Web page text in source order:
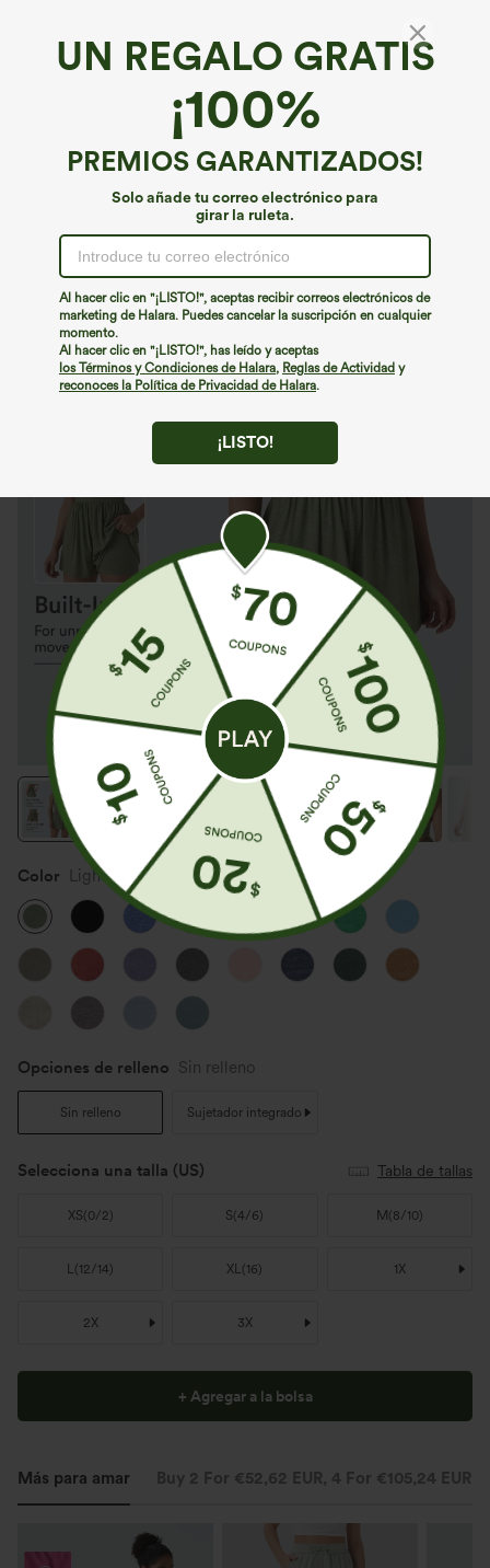
UN REGALO GRATIS
¡100%
PREMIOS GARANTIZADOS!
Solo añade tu correo electrónico para
girar la ruleta.
Al hacer clic en "¡LISTO!", aceptas recibir correos electrónicos de
marketing de Halara. Puedes cancelar la suscripción en cualquier
momento.
Al hacer clic en "¡LISTO!", has leído y aceptas
los Términos y Condiciones de Halara, Reglas de Actividad y
reconoces la Política de Privacidad de Halara.
¡LISTO!
Pelele 2 en 1 con bolsillo – Edición Easy Peezy
€35,95 EUR
Buy 2 For €52,62 EUR, 4 For €105,24 EUR
Color Light Green Floral Yarn
Opciones de relleno Sin relleno
Sin relleno Sujetador integrado
Selecciona una talla (US) Tabla de tallas
XS(0/2) S(4/6) M (8/10)
L(12/14) XL(16) 1X
2X 3X
+ Agregar a la bolsa
Más para amar Buy 2 For €52,62 EUR, 4 For €105,24 EUR